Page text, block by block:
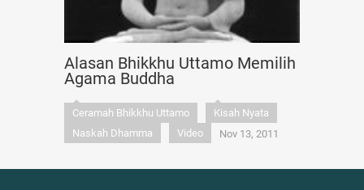
Alasan Bhikkhu Uttamo Memilih
Agama Buddha
Ceramah Bhikkhu Uttamo
Kisah Nyata
Naskah Dhamma
Video Nov 13, 2011